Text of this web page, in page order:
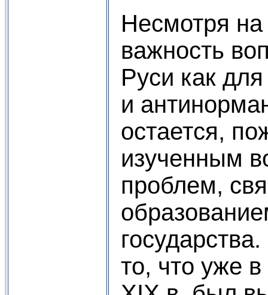
Несмотря
важность
Руси как
и
остается,
изученным
проблем,
то, что уже